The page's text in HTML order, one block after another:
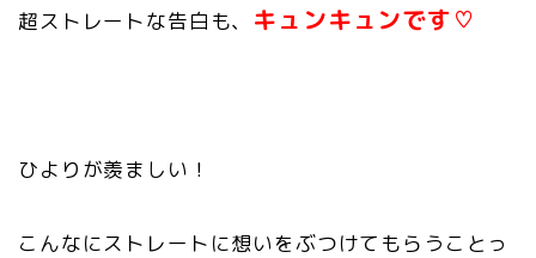
超ストレートな告白も、 キュンキュンです♡
ひよりが羨ましい！
こんなにストレートに想いをぶつけてもらうことっ